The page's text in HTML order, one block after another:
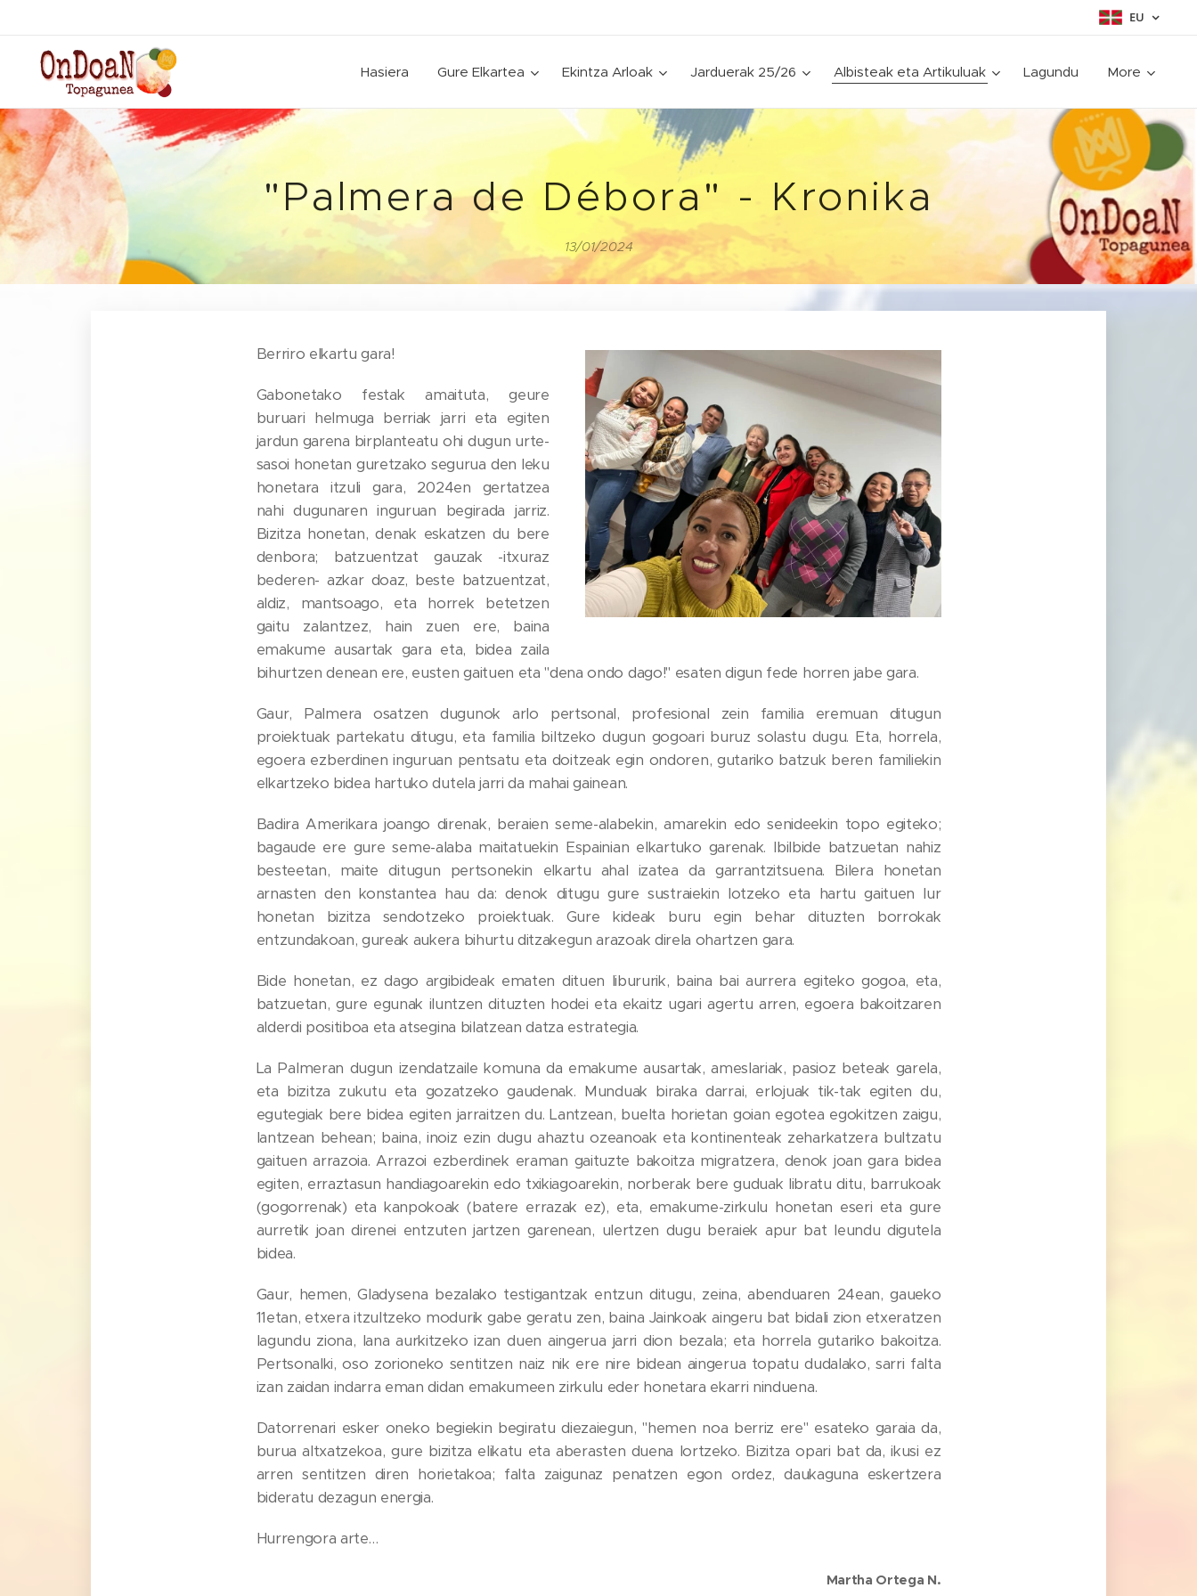
EU
Hasiera Gure Elkartea Ekintza Arloak Jarduerak 25/26 Albisteak eta Artikuluak Lagundu More
"Palmera de Débora" - Kronika
13/01/2024
Berriro elkartu gara!
Gabonetako festak amaituta, geure
buruari helmuga berriak jarri eta egiten
jardun garena birplanteatu ohi dugun urte-
sasoi honetan guretzako segurua den leku
honetara itzuli gara, 2024en gertatzea
nahi dugunaren inguruan begirada jarriz.
Bizitza honetan, denak eskatzen du bere
denbora; batzuentzat gauzak -itxuraz
bederen- azkar doaz, beste batzuentzat,
aldiz, mantsoago, eta horrek betetzen
gaitu zalantzez, hain zuen ere, baina
emakume ausartak gara eta, bidea zaila
bihurtzen denean ere, eusten gaituen eta "dena ondo dago!" esaten digun fede horren jabe gara.
Gaur, Palmera osatzen dugunok arlo pertsonal, profesional zein familia eremuan ditugun
proiektuak partekatu ditugu, eta familia biltzeko dugun gogoari buruz solastu dugu. Eta, horrela,
egoera ezberdinen inguruan pentsatu eta doitzeak egin ondoren, gutariko batzuk beren familiekin
elkartzeko bidea hartuko dutela jarri da mahai gainean.
Badira Amerikara joango direnak, beraien seme-alabekin, amarekin edo senideekin topo egiteko;
bagaude ere gure seme-alaba maitatuekin Espainian elkartuko garenak. Ibilbide batzuetan nahiz
besteetan, maite ditugun pertsonekin elkartu ahal izatea da garrantzitsuena. Bilera honetan
arnasten den konstantea hau da: denok ditugu gure sustraiekin lotzeko eta hartu gaituen lur
honetan bizitza sendotzeko proiektuak. Gure kideak buru egin behar dituzten borrokak
entzundakoan, gureak aukera bihurtu ditzakegun arazoak direla ohartzen gara.
Bide honetan, ez dago argibideak ematen dituen libururik, baina bai aurrera egiteko gogoa, eta,
batzuetan, gure egunak iluntzen dituzten hodei eta ekaitz ugari agertu arren, egoera bakoitzaren
alderdi positiboa eta atsegina bilatzean datza estrategia.
La Palmeran dugun izendatzaile komuna da emakume ausartak, ameslariak, pasioz beteak garela,
eta bizitza zukutu eta gozatzeko gaudenak. Munduak biraka darrai, erlojuak tik-tak egiten du,
egutegiak bere bidea egiten jarraitzen du. Lantzean, buelta horietan goian egotea egokitzen zaigu,
lantzean behean; baina, inoiz ezin dugu ahaztu ozeanoak eta kontinenteak zeharkatzera bultzatu
gaituen arrazoia. Arrazoi ezberdinek eraman gaituzte bakoitza migratzera, denok joan gara bidea
egiten, erraztasun handiagoarekin edo txikiagoarekin, norberak bere guduak libratu ditu, barrukoak
(gogorrenak) eta kanpokoak (batere errazak ez), eta, emakume-zirkulu honetan eseri eta gure
aurretik joan direnei entzuten jartzen garenean, ulertzen dugu beraiek apur bat leundu digutela
bidea.
Gaur, hemen, Gladysena bezalako testigantzak entzun ditugu, zeina, abenduaren 24ean, gaueko
11etan, etxera itzultzeko modurik gabe geratu zen, baina Jainkoak aingeru bat bidali zion etxeratzen
lagundu ziona, lana aurkitzeko izan duen aingerua jarri dion bezala; eta horrela gutariko bakoitza.
Pertsonalki, oso zorioneko sentitzen naiz nik ere nire bidean aingerua topatu dudalako, sarri falta
izan zaidan indarra eman didan emakumeen zirkulu eder honetara ekarri ninduena.
Datorrenari esker oneko begiekin begiratu diezaiegun, "hemen noa berriz ere" esateko garaia da,
burua altxatzekoa, gure bizitza elikatu eta aberasten duena lortzeko. Bizitza opari bat da, ikusi ez
arren sentitzen diren horietakoa; falta zaigunaz penatzen egon ordez, daukaguna eskertzera
bideratu dezagun energia.
Hurrengora arte…
Martha Ortega N.